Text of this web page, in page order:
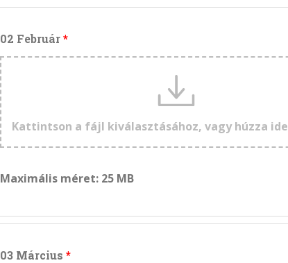
02 Február
Kattintson a fájl kiválasztásához, vagy húzza ide
Maximális méret: 25 MB
03 Március